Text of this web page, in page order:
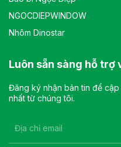
NGOCDIEPWINDOW
Nhôm Dinostar
Luôn sẵn sàng hỗ trợ
Đăng ký nhận bản tin để
nhất từ chúng tôi.